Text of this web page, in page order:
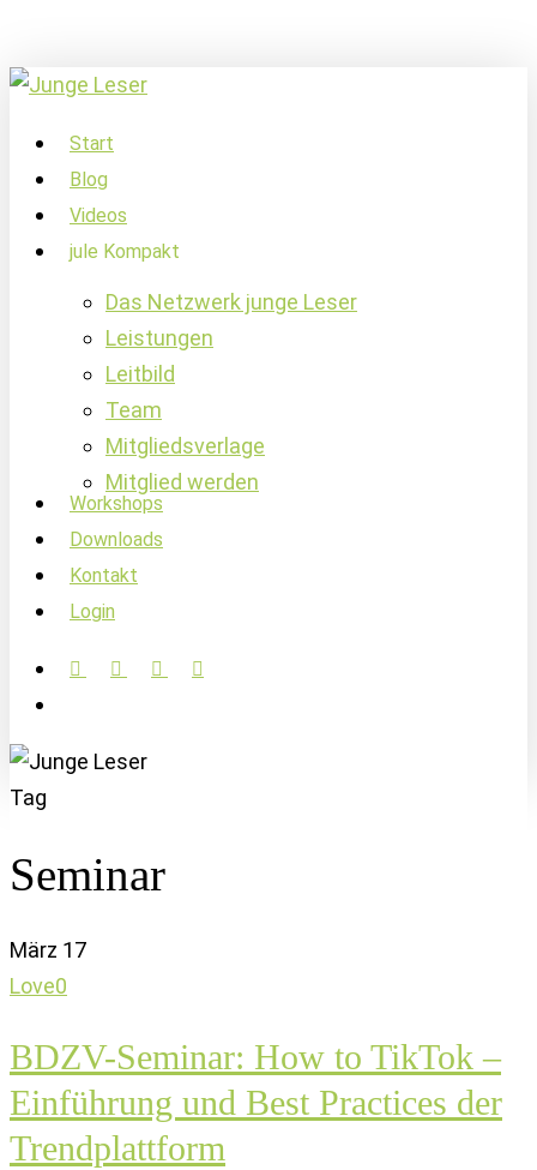
to
main
content
account
Menu
Start
Blog
Videos
jule Kompakt
Das Netzwerk junge Leser
Leistungen
Leitbild
Team
Mitgliedsverlage
Mitglied werden
Workshops
Downloads
Kontakt
Login
facebooklinkedininstagramsoundcloud
Tag
Seminar
März 17
Love0
BDZV-Seminar: How to TikTok –
Einführung und Best Practices der
Trendplattform